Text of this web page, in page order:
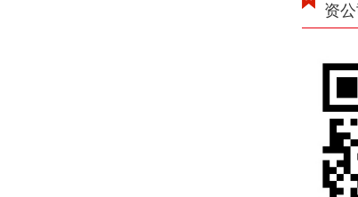
资公